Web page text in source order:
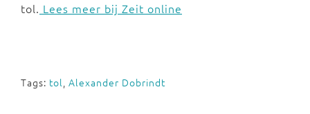
tol. Lees meer bij Zeit online
Tags: tol, Alexander Dobrindt